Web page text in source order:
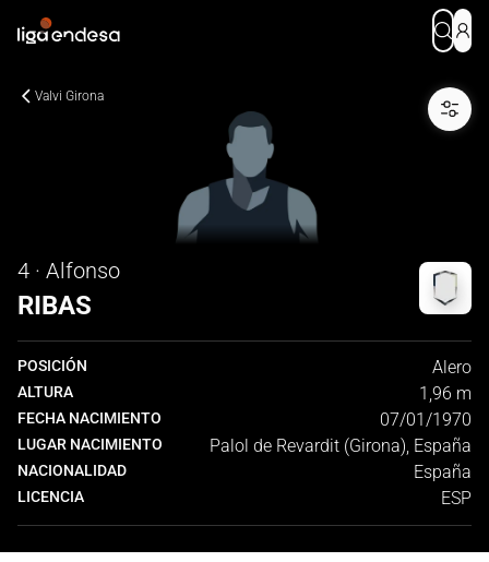
Valvi Girona
4 · Alfonso
RIBAS
POSICIÓN Alero
ALTURA 1,96 m
FECHA NACIMIENTO 07/01/1970
LUGAR NACIMIENTO Palol de Revardit (Girona), España
NACIONALIDAD España
LICENCIA ESP